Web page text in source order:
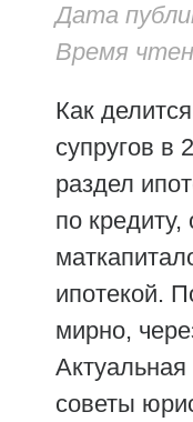
Дата
Время
Как
супругов в
раздел
по кредиту,
ипотекой.
мирно,
Актуальная
советы